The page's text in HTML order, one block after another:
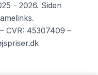
- 2026. Siden
CVR: 45307409 –